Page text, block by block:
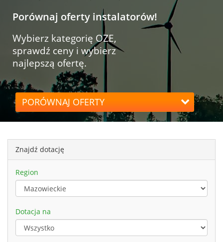
Porównaj oferty instalatorów!
Wybierz kategorię OZE,
sprawdź ceny i wybierz
najlepszą ofertę.
PORÓWNAJ OFERTY
Znajdź dotację
Region
Dotacja na